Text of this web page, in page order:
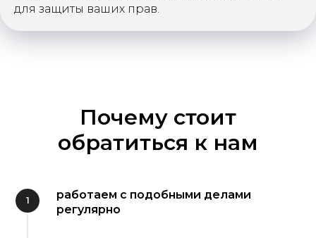
для защиты ваших прав.
Почему стоит
обратиться к нам
работаем с подобными делами
регулярно